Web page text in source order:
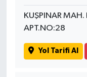
KUŞPINAR MAH.
APT.NO:28
Yol Tarifi Al